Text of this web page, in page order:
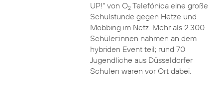
UP!“ von O2Telefónica eine große
Schulstunde gegen Hetze und
Mobbing im Netz. Mehr als 2.300
Schüler:innen nahmen an dem
hybriden Event teil; rund 70
Jugendliche aus Düsseldorfer
Schulen waren vor Ort dabei.